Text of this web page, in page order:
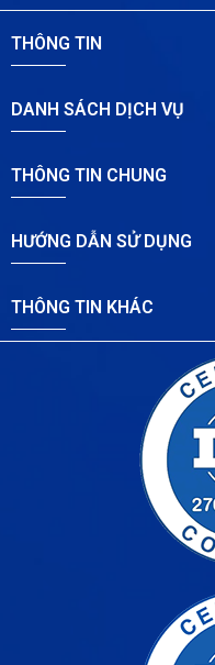
THÔNG TIN
DANH SÁCH DỊCH VỤ
THÔNG TIN CHUNG
HƯỚNG DẪN SỬ DỤNG
THÔNG TIN KHÁC